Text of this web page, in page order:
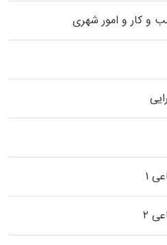
و کار و امور شهری
۱
۲